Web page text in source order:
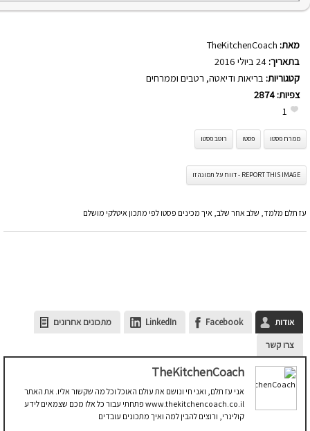
מאת: TheKitchenCoach
בתאריך:
קטגוריות: בריאות ודיאטה, רטבים וממרחים
צפיות: 2874
1
ממרח פסטו פסטו רוטב פסטו
REPORT THIS IMAGE - דווח על תמונה זו
עז תלם מלמד, שלב אחר שלב, איך מכינים פסטו לפי מתכון איטלקי מושלם
אודות Facebook
LinkedIn
מתכונים אחרונים
צרו קשר
TheKitchenCoach
אני עֹז תלם, ואני חי ונושם את עולם האוכל וכל מה שקשור אליו. את האתר
www.thekitchencoach.co.il פתחתי עבור כל אלו מכם שצמאים לידע
קולינרי, ורוצים להבין למה ואיך מתכונים עובדים